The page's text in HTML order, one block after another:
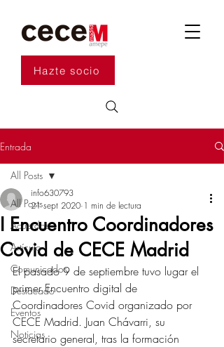
Hazte socio
Entrada
All Posts
Acuerdos
Artículo
Comunicados
Destacado
Eventos
Noticias
All Posts
I Encuentro Coordinadores
Covid de CECE Madrid
info630793
21 sept 2020 1 min de lectura
El pasado 9 de septiembre tuvo lugar el
primer Encuentro digital de
Coordinadores Covid organizado por
CECE Madrid. Juan Chávarri, su
secretario general, tras la formación